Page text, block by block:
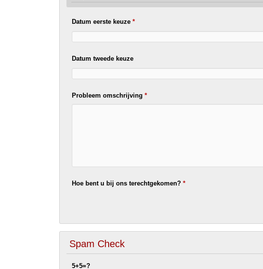
Datum eerste keuze *
Datum tweede keuze
Probleem omschrijving *
Hoe bent u bij ons terechtgekomen? *
Spam Check
5+5=?